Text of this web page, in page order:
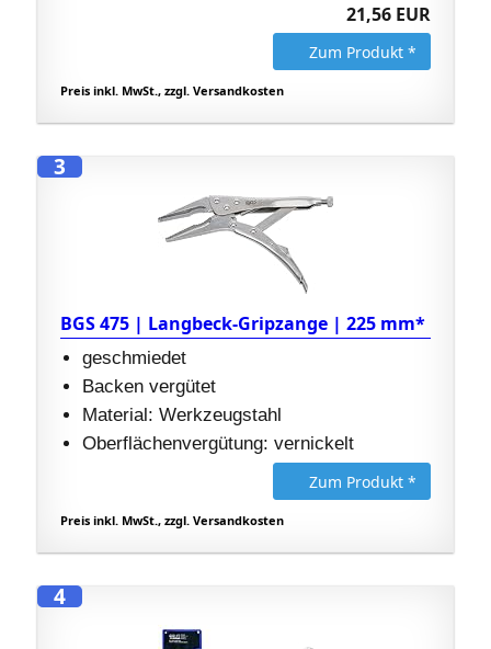
21,56 EUR
Zum Produkt *
Preis inkl. MwSt., zzgl. Versandkosten
3
BGS 475 | Langbeck-Gripzange | 225 mm*
geschmiedet
Backen vergütet
Material: Werkzeugstahl
Oberflächenvergütung: vernickelt
Zum Produkt *
Preis inkl. MwSt., zzgl. Versandkosten
4